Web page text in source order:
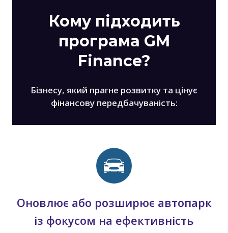
Кому підходить
програма GM
Finance?
Бізнесу, який прагне розвитку та цінує
фінансову передбачуваність:
Оновлює або розширює автопарк
із фокусом на ефективність